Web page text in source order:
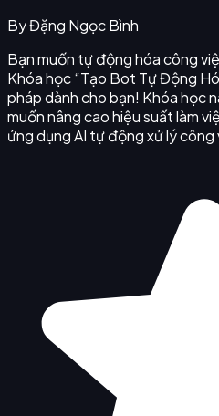
ByĐặng Ngọc Bình
Bạn muốn tự động hóa công
Khóa học “Tạo Bot Tự Động
pháp dành cho bạn! Khóa học
muốn nâng cao hiệu suất làm
ứng dụng AI tự động xử lý công